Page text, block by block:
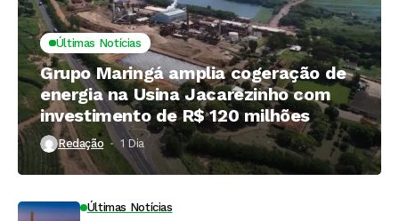
Últimas Notícias
Grupo Maringá amplia cogeração de
energia na Usina Jacarezinho com
investimento de R$ 120 milhões
Redação 1 Dia ⁮
Últimas Notícias